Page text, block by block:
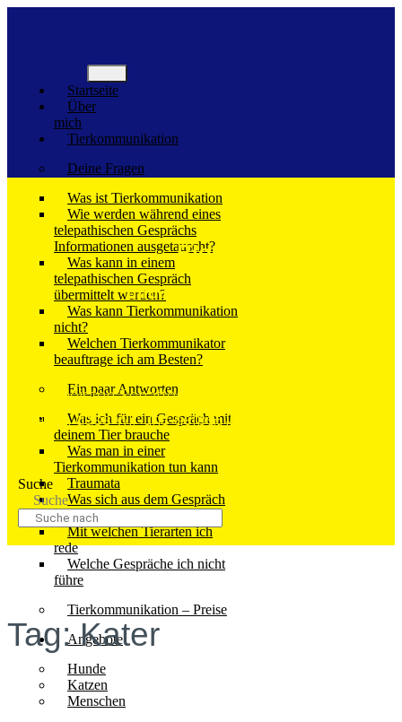
Startseite
Über
mich
Tierkommunikation
Deine Fragen
Was ist Tierkommunikation
Wie werden während eines
telepathischen Gesprächs
Informationen ausgetauscht?
Was kann in einem
telepathischen Gespräch
übermittelt werden?
Was kann Tierkommunikation
nicht?
Welchen Tierkommunikator
beauftrage ich am Besten?
Ein paar Antworten
Was ich für ein Gespräch mit
deinem Tier brauche
Was man in einer
Tierkommunikation tun kann
Traumata
Was sich aus dem Gespräch
ergeben kann
Mit welchen Tierarten ich
rede
Welche Gespräche ich nicht
führe
Tierkommunikation – Preise
Angebote
Hunde
Katzen
Menschen
Blog
und Goldpfötchen
Die meisten Schatten in unserem Leben rühren
daher, dass wir uns selbst in der Sonne stehen.
“Ralph Waldo Emerson”
Suche
Suche
Tag: Kater